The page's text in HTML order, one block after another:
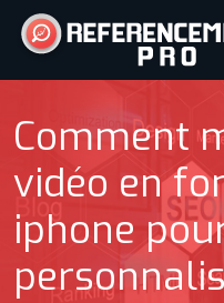
Comment
vidéo en
iphone